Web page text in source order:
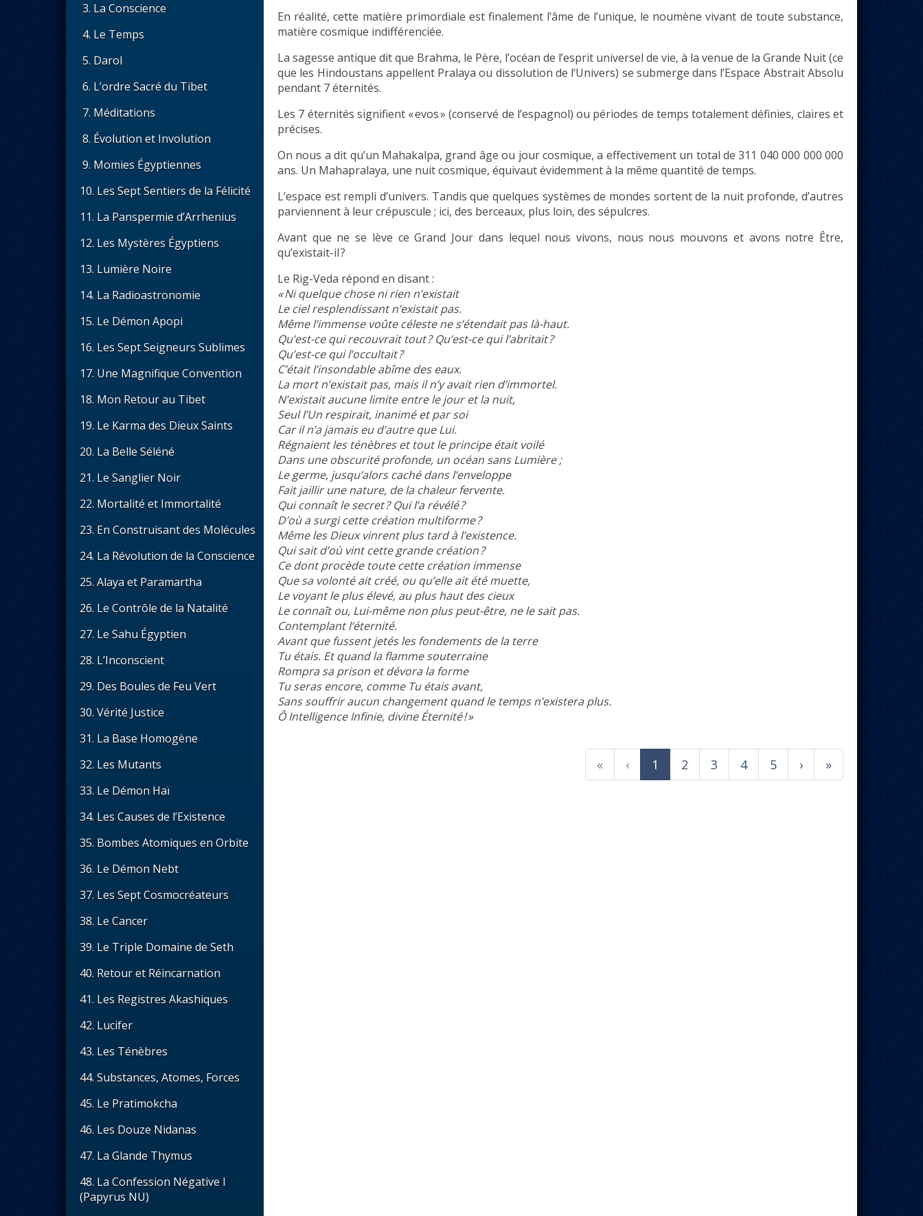
3. La Conscience
4. Le Temps
5. Darol
6. L’ordre Sacré du Tibet
7. Méditations
8. Évolution et Involution
9. Momies Égyptiennes
10. Les Sept Sentiers de la Félicité
11. La Panspermie d’Arrhenius
12. Les Mystères Égyptiens
13. Lumière Noire
14. La Radioastronomie
15. Le Démon Apopi
16. Les Sept Seigneurs Sublimes
17. Une Magnifique Convention
18. Mon Retour au Tibet
19. Le Karma des Dieux Saints
20. La Belle Séléné
21. Le Sanglier Noir
22. Mortalité et Immortalité
23. En Construisant des Molécules
24. La Révolution de la Conscience
25. Alaya et Paramartha
26. Le Contrôle de la Natalité
27. Le Sahu Égyptien
28. L’Inconscient
29. Des Boules de Feu Vert
30. Vérité Justice
31. La Base Homogène
32. Les Mutants
33. Le Démon Haï
34. Les Causes de l’Existence
35. Bombes Atomiques en Orbite
36. Le Démon Nebt
37. Les Sept Cosmocréateurs
38. Le Cancer
39. Le Triple Domaine de Seth
40. Retour et Réincarnation
41. Les Registres Akashiques
42. Lucifer
43. Les Ténèbres
44. Substances, Atomes, Forces
45. Le Pratimokcha
46. Les Douze Nidanas
47. La Glande Thymus
48. La Confession Négative I
(Papyrus NU)
En réalité, cette matière primordiale est finalement l’âme de l’unique, le noumène vivant de toute substance,
matière cosmique indifférenciée.
La sagesse antique dit que Brahma, le Père, l’océan de l’esprit universel de vie, à la venue de la Grande Nuit (ce
que les Hindoustans appellent Pralaya ou dissolution de l’Univers) se submerge dans l’Espace Abstrait Absolu
pendant 7 éternités.
Les 7 éternités signifient « evos » (conservé de l’espagnol) ou périodes de temps totalement définies, claires et
précises.
On nous a dit qu’un Mahakalpa, grand âge ou jour cosmique, a effectivement un total de 311 040 000 000 000
ans. Un Mahapralaya, une nuit cosmique, équivaut évidemment à la même quantité de temps.
L’espace est rempli d’univers. Tandis que quelques systèmes de mondes sortent de la nuit profonde, d’autres
parviennent à leur crépuscule ; ici, des berceaux, plus loin, des sépulcres.
Avant que ne se lève ce Grand Jour dans lequel nous vivons, nous nous mouvons et avons notre Être,
qu’existait-il ?
Le Rig-Veda répond en disant :
« Ni quelque chose ni rien n’existait
Le ciel resplendissant n’existait pas.
Même l’immense voûte céleste ne s’étendait pas là-haut.
Qu’est-ce qui recouvrait tout ? Qu’est-ce qui l’abritait ?
Qu’est-ce qui l’occultait ?
C’était l’insondable abîme des eaux.
La mort n’existait pas, mais il n’y avait rien d’immortel.
N’existait aucune limite entre le jour et la nuit,
Seul l’Un respirait, inanimé et par soi
Car il n’a jamais eu d’autre que Lui.
Régnaient les ténèbres et tout le principe était voilé
Dans une obscurité profonde, un océan sans Lumière ;
Le germe, jusqu’alors caché dans l’enveloppe
Fait jaillir une nature, de la chaleur fervente.
Qui connaît le secret ? Qui l’a révélé ?
D’où a surgi cette création multiforme ?
Même les Dieux vinrent plus tard à l’existence.
Qui sait d’où vint cette grande création ?
Ce dont procède toute cette création immense
Que sa volonté ait créé, ou qu’elle ait été muette,
Le voyant le plus élevé, au plus haut des cieux
Le connaît ou, Lui-même non plus peut-être, ne le sait pas.
Contemplant l’éternité.
Avant que fussent jetés les fondements de la terre
Tu étais. Et quand la flamme souterraine
Rompra sa prison et dévora la forme
Tu seras encore, comme Tu étais avant,
Sans souffrir aucun changement quand le temps n’existera plus.
Ô Intelligence Infinie, divine Éternité ! »
« ‹ 1 2 3 4 5 › »